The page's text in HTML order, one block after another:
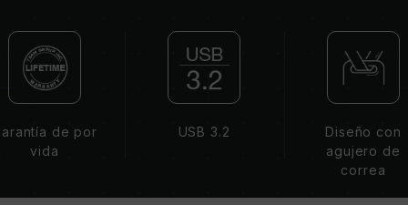
de por
vida
USB 3.2
Diseño con
agujero de
correa